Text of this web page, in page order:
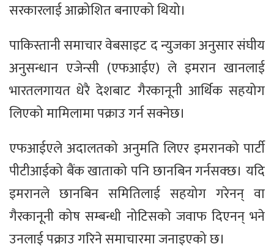
सरकारलाई आक्रोशित बनाएको थियो।
पाकिस्तानी समाचार वेबसाइट द न्युजका अनुसार संघीय
अनुसन्धान एजेन्सी (एफआईए) ले इमरान खानलाई
भारतलगायत धेरै देशबाट गैरकानूनी आर्थिक सहयोग
लिएको मामिलामा पक्राउ गर्न सक्नेछ।
एफआईएले अदालतको अनुमति लिएर इमरानको पार्टी
पीटीआईको बैंक खाताको पनि छानबिन गर्नसक्छ। यदि
इमरानले छानबिन समितिलाई सहयोग गरेनन् वा
गैरकानूनी कोष सम्बन्धी नोटिसको जवाफ दिएनन् भने
उनलाई पक्राउ गरिने समाचारमा जनाइएको छ।